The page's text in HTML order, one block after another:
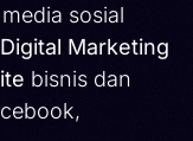
sosial
Marketing
bisnis dan